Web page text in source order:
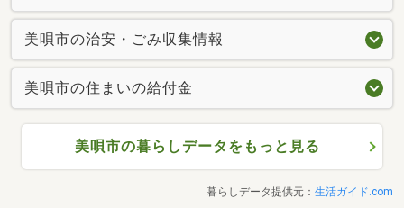
美唄市の治安・ごみ収集情報
美唄市の住まいの給付金
美唄市の暮らしデータをもっと見る
暮らしデータ提供元： 生活ガイド.com